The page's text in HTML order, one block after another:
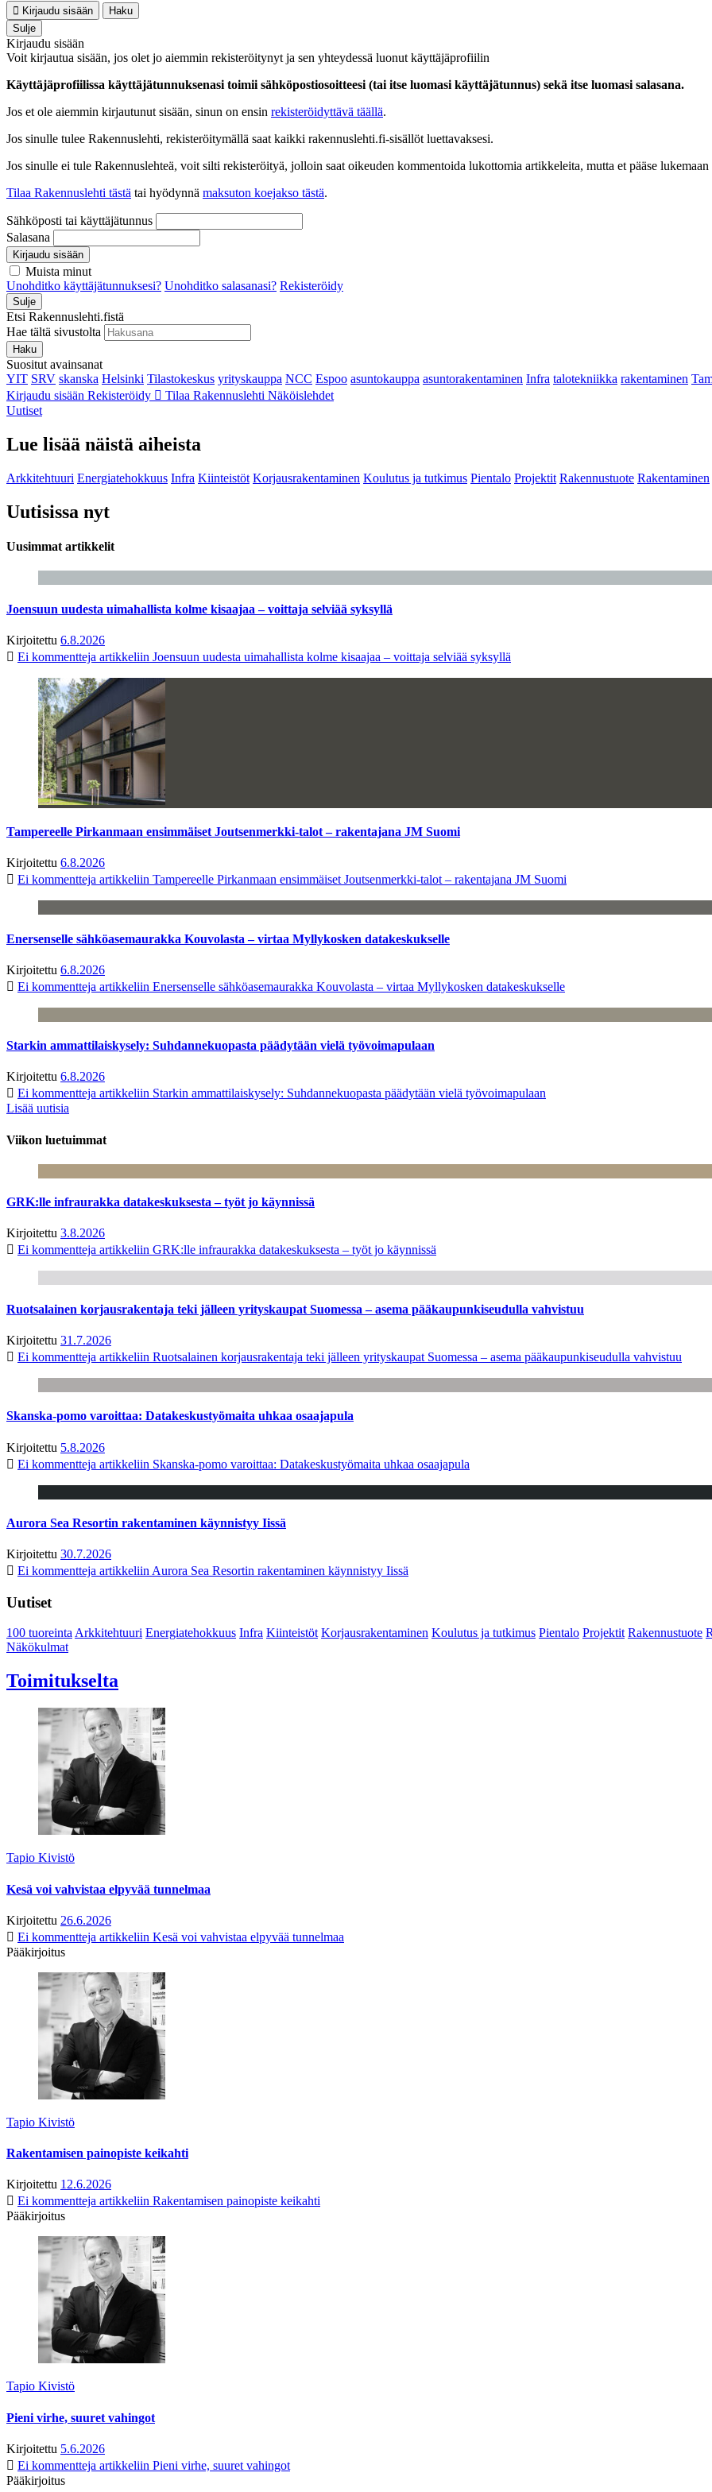
Kirjaudu sisään
Haku
Sulje
Kirjaudu sisään
Voit kirjautua sisään, jos olet jo aiemmin rekisteröitynyt ja sen yhteydessä luonut käyttäjäprofiilin
Käyttäjäprofiilissa käyttäjätunnuksenasi toimii sähköpostiosoitteesi (tai itse luomasi käyttäjätunnus) sekä itse luomasi salasana.
Jos et ole aiemmin kirjautunut sisään, sinun on ensin rekisteröidyttävä täällä.
Jos sinulle tulee Rakennuslehti, rekisteröitymällä saat kaikki rakennuslehti.fi-sisällöt luettavaksesi.
Jos sinulle ei tule Rakennuslehteä, voit silti rekisteröityä, jolloin saat oikeuden kommentoida lukottomia artikkeleita, mutta et pääse
Tilaa Rakennuslehti tästä tai hyödynnä maksuton koejakso tästä.
Sähköposti tai käyttäjätunnus
Salasana
Kirjaudu sisään
Muista minut
Unohditko käyttäjätunnuksesi? Unohditko salasanasi? Rekisteröidy
Sulje
Etsi Rakennuslehti.fistä
Hae tältä sivustolta
Haku
Suositut avainsanat
YIT SRV skanska Helsinki Tilastokeskus yrityskauppa NCC Espoo asuntokauppa asuntorakentaminen Infra talotekniikka rakentaminen
Kirjaudu sisään Rekisteröidy Tilaa Rakennuslehti Näköislehdet
Uutiset
Lue lisää näistä aiheista
Arkkitehtuuri Energiatehokkuus Infra Kiinteistöt Korjausrakentaminen Koulutus ja tutkimus Pientalo Projektit Rakennustuote Rakentaminen
Uutisissa nyt
Uusimmat artikkelit
Joensuun uudesta uimahallista kolme kisaajaa – voittaja selviää syksyllä
Kirjoitettu 6.8.2026
Ei kommentteja artikkeliin Joensuun uudesta uimahallista kolme kisaajaa – voittaja selviää syksyllä
Tampereelle Pirkanmaan ensimmäiset Joutsenmerkki-talot – rakentajana JM Suomi
Kirjoitettu 6.8.2026
Ei kommentteja artikkeliin Tampereelle Pirkanmaan ensimmäiset Joutsenmerkki-talot – rakentajana JM Suomi
Enersenselle sähköasemaurakka Kouvolasta – virtaa Myllykosken datakeskukselle
Kirjoitettu 6.8.2026
Ei kommentteja artikkeliin Enersenselle sähköasemaurakka Kouvolasta – virtaa Myllykosken datakeskukselle
Starkin ammattilaiskysely: Suhdannekuopasta päädytään vielä työvoimapulaan
Kirjoitettu 6.8.2026
Ei kommentteja artikkeliin Starkin ammattilaiskysely: Suhdannekuopasta päädytään vielä työvoimapulaan
Lisää uutisia
Viikon luetuimmat
GRK:lle infraurakka datakeskuksesta – työt jo käynnissä
Kirjoitettu 3.8.2026
Ei kommentteja artikkeliin GRK:lle infraurakka datakeskuksesta – työt jo käynnissä
Ruotsalainen korjausrakentaja teki jälleen yrityskaupat Suomessa – asema pääkaupunkiseudulla vahvistuu
Kirjoitettu 31.7.2026
Ei kommentteja artikkeliin Ruotsalainen korjausrakentaja teki jälleen yrityskaupat Suomessa – asema pääkaupunkiseudulla vahvistuu
Skanska-pomo varoittaa: Datakeskustyömaita uhkaa osaajapula
Kirjoitettu 5.8.2026
Ei kommentteja artikkeliin Skanska-pomo varoittaa: Datakeskustyömaita uhkaa osaajapula
Aurora Sea Resortin rakentaminen käynnistyy Iissä
Kirjoitettu 30.7.2026
Ei kommentteja artikkeliin Aurora Sea Resortin rakentaminen käynnistyy Iissä
Uutiset
100 tuoreintaArkkitehtuuri Energiatehokkuus Infra Kiinteistöt Korjausrakentaminen Koulutus ja tutkimus Pientalo Projektit Rakennustuote
Näkökulmat
Toimitukselta
Tapio Kivistö
Kesä voi vahvistaa elpyvää tunnelmaa
Kirjoitettu 26.6.2026
Ei kommentteja artikkeliin Kesä voi vahvistaa elpyvää tunnelmaa
Pääkirjoitus
Tapio Kivistö
Rakentamisen painopiste keikahti
Kirjoitettu 12.6.2026
Ei kommentteja artikkeliin Rakentamisen painopiste keikahti
Pääkirjoitus
Tapio Kivistö
Pieni virhe, suuret vahingot
Kirjoitettu 5.6.2026
Ei kommentteja artikkeliin Pieni virhe, suuret vahingot
Pääkirjoitus